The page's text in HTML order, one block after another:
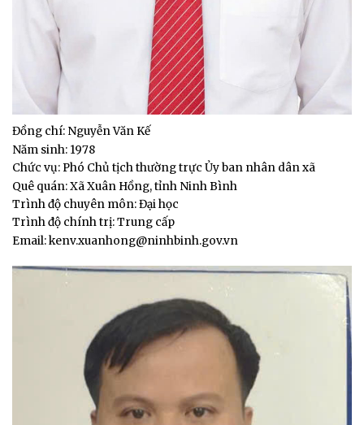
Đồng chí: Nguyễn Văn Kế
Năm sinh: 1978
Chức vụ: Phó Chủ tịch thường trực Ủy ban nhân dân xã
Quê quán: Xã Xuân Hồng, tỉnh Ninh Bình
Trình độ chuyên môn: Đại học
Trình độ chính trị: Trung cấp
Email: kenv.xuanhong@ninhbinh.gov.vn